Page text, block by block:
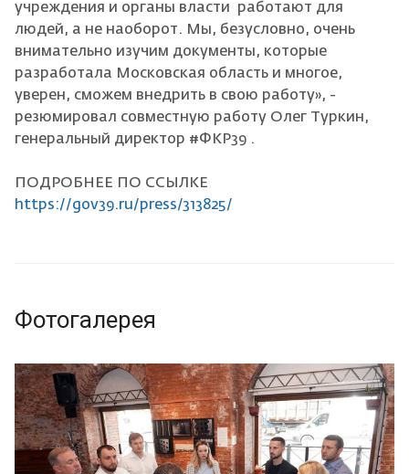
учреждения и органы власти работают для
людей, а не наоборот. Мы, безусловно, очень
внимательно изучим документы, которые
разработала Московская область и многое,
уверен, сможем внедрить в свою работу», -
резюмировал совместную работу Олег Туркин,
генеральный директор #ФКР39 .
ПОДРОБНЕЕ ПО ССЫЛКЕ
https://gov39.ru/press/313825/
Фотогалерея